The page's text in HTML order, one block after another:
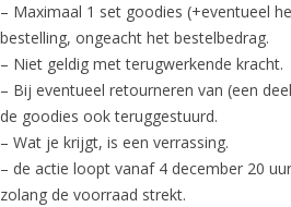
– Maximaal 1 set goodies (+eventueel
bestelling, ongeacht het bestelbedrag.
– Niet geldig met terugwerkende kracht.
– Bij eventueel retourneren van (een
de goodies ook teruggestuurd.
– Wat je krijgt, is een verrassing.
– de actie loopt vanaf 4 december 20
zolang de voorraad strekt.